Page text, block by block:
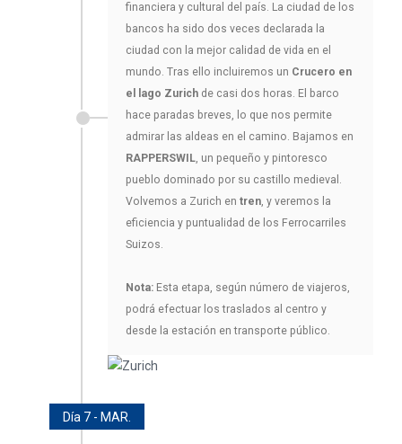
financiera y cultural del país. La ciudad de los
bancos ha sido dos veces declarada la
ciudad con la mejor calidad de vida en el
mundo. Tras ello incluiremos un Crucero en
el lago Zurich de casi dos horas. El barco
hace paradas breves, lo que nos permite
admirar las aldeas en el camino. Bajamos en
RAPPERSWIL, un pequeño y pintoresco
pueblo dominado por su castillo medieval.
Volvemos a Zurich en tren, y veremos la
eficiencia y puntualidad de los Ferrocarriles
Suizos.
Nota: Esta etapa, según número de viajeros,
podrá efectuar los traslados al centro y
desde la estación en transporte público.
Día 7 - MAR.